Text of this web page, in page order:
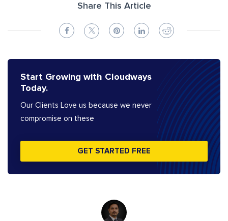
Share This Article
Start Growing with Cloudways
Today.
Our Clients Love us because we never
compromise on these
GET STARTED FREE